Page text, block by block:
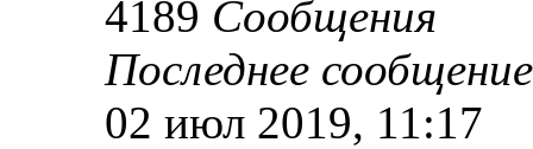
4189 Сообщения
Последнее сообщение
02 июл 2019, 11:17